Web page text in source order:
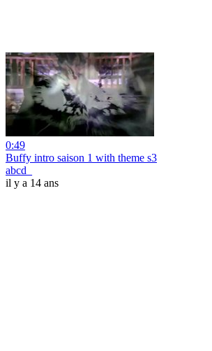
0:49
Buffy intro saison 1 with theme s3
abcd_
il y a 14 ans